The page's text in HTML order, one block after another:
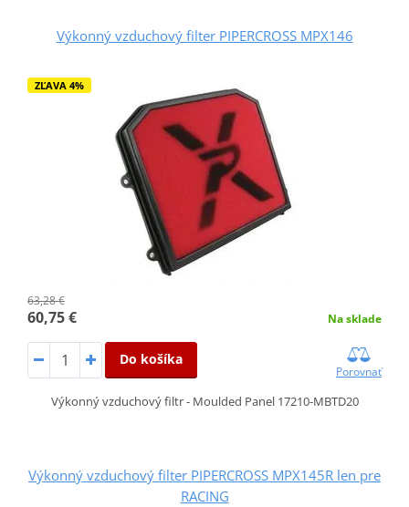
Výkonný vzduchový filter PIPERCROSS MPX146
ZĽAVA 4%
63,28 €
60,75 € Na sklade
Do košíka
Porovnať
Výkonný vzduchový filtr - Moulded Panel 17210-MBTD20
Výkonný vzduchový filter PIPERCROSS MPX145R len pre
RACING